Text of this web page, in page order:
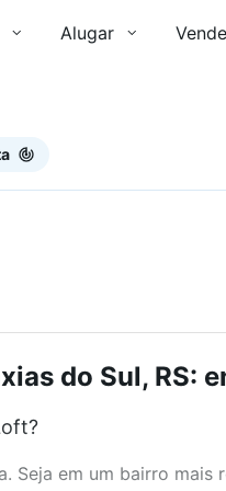
Alugar
do Sul, RS:
Seja em um bairro